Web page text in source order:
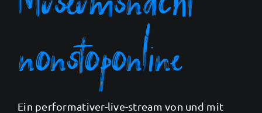
nonstoponline
Ein performativer-live-stream von und mit